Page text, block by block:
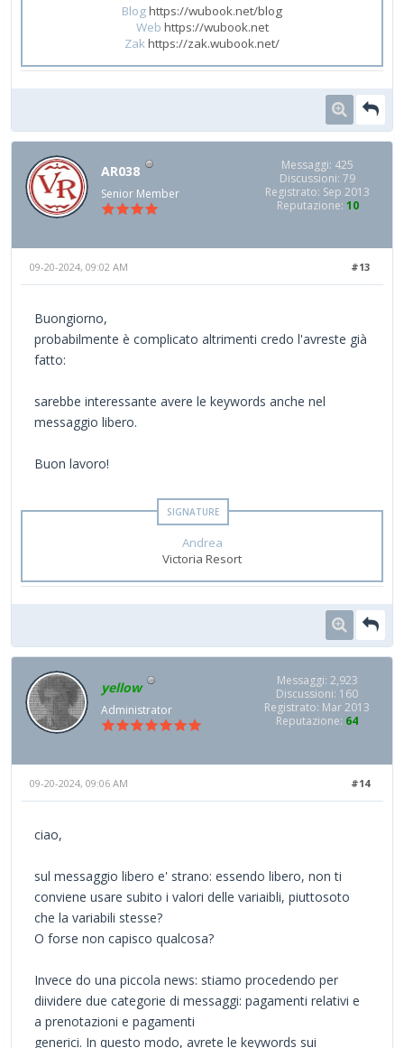
Bloghttps://wubook.net/blog
Web https://wubook.net
Zakhttps://zak.wubook.net/
AR038
Senior Member
Messaggi: 425
Discussioni: 79
Registrato: Sep 2013
Reputazione: 10
#13
09-20-2024, 09:02 AM
Buongiorno,
probabilmente è complicato altrimenti credo l'avreste già
fatto:
sarebbe interessante avere le keywords anche nel
messaggio libero.
Buon lavoro!
Andrea
Victoria Resort
yellow
Administrator
Messaggi: 2,923
Discussioni: 160
Registrato: Mar 2013
Reputazione: 64
#14
09-20-2024, 09:06 AM
ciao,
sul messaggio libero e' strano: essendo libero, non ti
conviene usare subito i valori delle variaibli, piuttosoto
che la variabili stesse?
O forse non capisco qualcosa?
Invece do una piccola news: stiamo procedendo per
diividere due categorie di messaggi: pagamenti relativi e
a prenotazioni e pagamenti
generici. In questo modo, avrete le keywords sui